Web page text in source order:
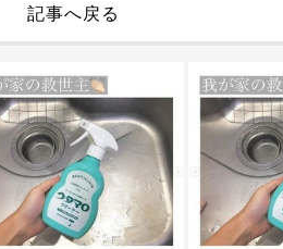
記事へ戻る